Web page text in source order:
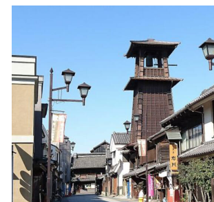
15. 川越市立美術館
16. 小さな旅 川越温泉
17. 新河岸川の桜並木
18. 菓子屋横丁
19. 川越市立博物館
20. 川越水上公園